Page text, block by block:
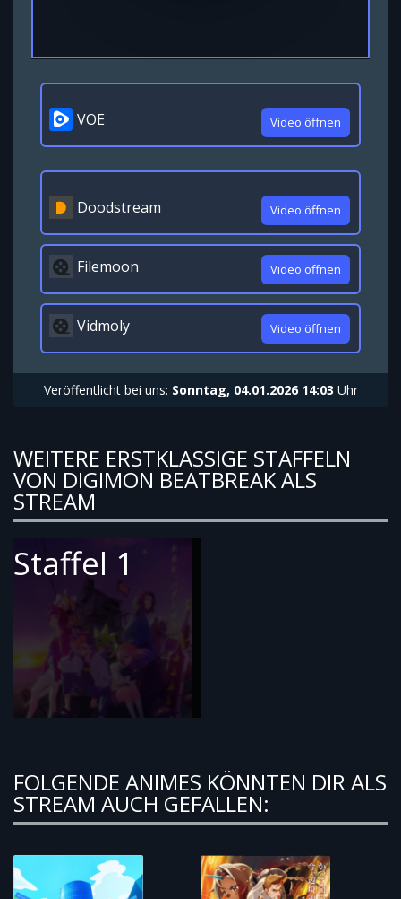
VOE Video öffnen
Doodstream Video öffnen
Filemoon Video öffnen
Vidmoly Video öffnen
Veröffentlicht bei uns: Sonntag, 04.01.2026 14:03 Uhr
WEITERE ERSTKLASSIGE STAFFELN
VON DIGIMON BEATBREAK ALS
STREAM
Staffel 1
FOLGENDE ANIMES KÖNNTEN DIR ALS
STREAM AUCH GEFALLEN: